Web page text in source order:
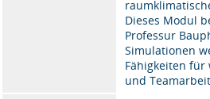
Dieses Modul
Professur
Simulationen
Fähigkeiten für
und